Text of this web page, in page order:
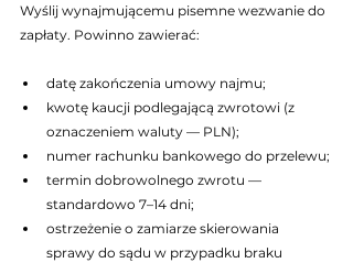
Wyślij wynajmującemu pisemne wezwanie do
zapłaty. Powinno zawierać:
datę zakończenia umowy najmu;
kwotę kaucji podlegającą zwrotowi (z
oznaczeniem waluty — PLN);
numer rachunku bankowego do przelewu;
termin dobrowolnego zwrotu —
standardowo 7–14 dni;
ostrzeżenie o zamiarze skierowania
sprawy do sądu w przypadku braku